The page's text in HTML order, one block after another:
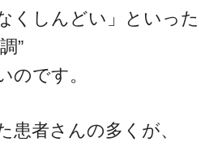
くしんどい」といった
”
のです。
患者さんの多くが、